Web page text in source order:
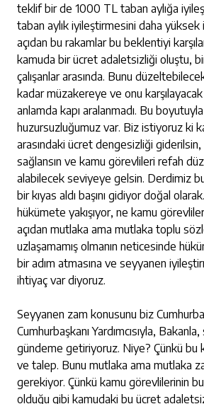
teklif bir de 1000 TL taban aylığa
taban aylık iyileştirmesini daha
açıdan bu rakamlar bu beklentiyi
kamuda bir ücret adaletsizliği oluştu,
çalışanlar arasında. Bunu
kadar müzakereye ve onu
anlamda kapı aralanmadı. Bu
huzursuzluğumuz var. Biz istiyoruz ki
arasındaki ücret dengesizliği
sağlansın ve kamu görevlileri refah
alabilecek seviyeye gelsin. Derdimiz bu.
bir kıyas aldı başını gidiyor doğal
hükümete yakışıyor, ne kamu
açıdan mutlaka ama mutlaka toplu
uzlaşamamış olmanın neticesinde
bir adım atmasına ve seyyanen
ihtiyaç var diyoruz.
Seyyanen zam konusunu biz
Cumhurbaşkanı Yardımcısıyla,
gündeme getiriyoruz. Niye? Çünkü bu
ve talep. Bunu mutlaka ama mutlaka
gerekiyor. Çünkü kamu görevlilerinin
olduğu gibi kamudaki bu ücret